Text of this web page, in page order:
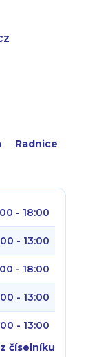
Radnice
- 18:00
- 13:00
- 18:00
- 13:00
- 13:00
číselníku